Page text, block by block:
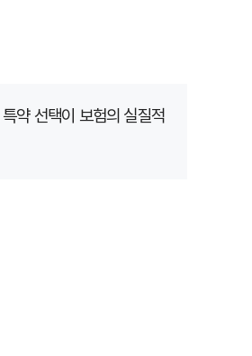
특약 선택이 보험의 실질적